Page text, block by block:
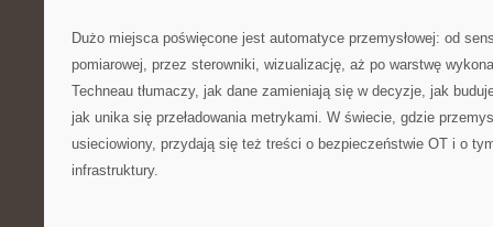
Dużo miejsca poświęcone jest automatyce przemysłowej: od
pomiarowej, przez sterowniki, wizualizację, aż po warstwę
Techneau tłumaczy, jak dane zamieniają się w decyzje, jak
jak unika się przeładowania metrykami. W świecie, gdzie
usieciowiony, przydają się też treści o bezpieczeństwie OT i o
infrastruktury.